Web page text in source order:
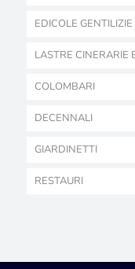
EDICOLE GENTILIZIE
LASTRE CINERARIE
COLOMBARI
DECENNALI
GIARDINETTI
RESTAURI